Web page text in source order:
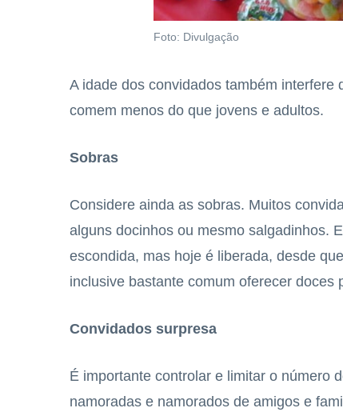
Foto: Divulgação
A idade dos convidados também
comem menos do que jovens e adultos.
Sobras
Considere ainda as sobras. Muitos
alguns docinhos ou mesmo salgadinhos.
escondida, mas hoje é liberada, desde
inclusive bastante comum oferecer
Convidados surpresa
É importante controlar e limitar o número
namoradas e namorados de amigos e